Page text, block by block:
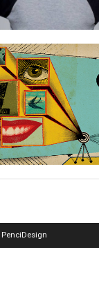
PenciDesign